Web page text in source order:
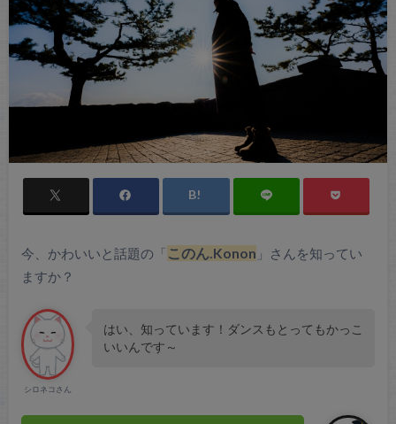
今、かわいいと話題の「 このん.Konon 」さんを知ってい
ますか？
シロネコさん
はい、知っています！ダンスもとってもかっこ
いいんです～